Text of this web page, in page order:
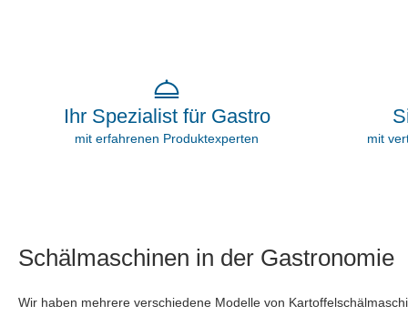
Ihr Spezialist für Gastro
mit erfahrenen Produktexperten mit
Schälmaschinen in der Gastronomie
Wir haben mehrere verschiedene Modelle von